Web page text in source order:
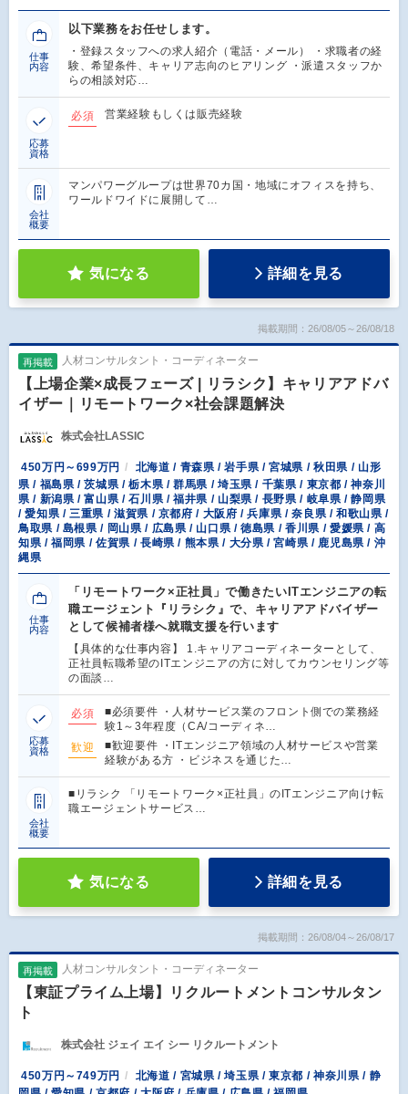
仕事
内容
以下業務をお任せします。
・登録スタッフへの求人紹介（電話・メール） ・求職者の経
験、希望条件、キャリア志向のヒアリング ・派遣スタッフか
らの相談対応…
応募
資格
必須 営業経験もしくは販売経験
会社
概要
マンパワーグループは世界70カ国・地域にオフィスを持ち、
ワールドワイドに展開して…
気になる 詳細を見る
掲載期間：26/08/05～26/08/18
再掲載 人材コンサルタント・コーディネーター
【上場企業×成長フェーズ | リラシク】キャリアアドバ
イザー｜リモートワーク×社会課題解決
株式会社LASSIC
450万円～699万円
北海道 / 青森県 / 岩手県 / 宮城県 / 秋田県 / 山形
県 / 福島県 / 茨城県 / 栃木県 / 群馬県 / 埼玉県 / 千葉県 / 東京都 / 神奈川
県 / 新潟県 / 富山県 / 石川県 / 福井県 / 山梨県 / 長野県 / 岐阜県 / 静岡県
/ 愛知県 / 三重県 / 滋賀県 / 京都府 / 大阪府 / 兵庫県 / 奈良県 / 和歌山県 /
鳥取県 / 島根県 / 岡山県 / 広島県 / 山口県 / 徳島県 / 香川県 / 愛媛県 / 高
知県 / 福岡県 / 佐賀県 / 長崎県 / 熊本県 / 大分県 / 宮崎県 / 鹿児島県 / 沖
縄県
仕事
内容
「リモートワーク×正社員」で働きたいITエンジニアの転
職エージェント『リラシク』で、キャリアアドバイザー
として候補者様へ就職支援を行います
【具体的な仕事内容】 1.キャリアコーディネーターとして、
正社員転職希望のITエンジニアの方に対してカウンセリング等
の面談…
応募
資格
必須
■必須要件 ・人材サービス業のフロント側での業務経
験1～3年程度（CA/コーディネ…
歓迎
■歓迎要件 ・ITエンジニア領域の人材サービスや営業
経験がある方 ・ビジネスを通じた…
会社
概要
■リラシク 「リモートワーク×正社員」のITエンジニア向け転
職エージェントサービス…
気になる 詳細を見る
掲載期間：26/08/04～26/08/17
再掲載 人材コンサルタント・コーディネーター
【東証プライム上場】リクルートメントコンサルタン
ト
株式会社 ジェイ エイ シー リクルートメント
450万円～749万円
北海道 / 宮城県 / 埼玉県 / 東京都 / 神奈川県 / 静